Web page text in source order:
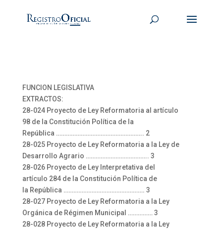
FUNCION LEGISLATIVA
EXTRACTOS:
28-024 Proyecto de Ley Reformatoria al artículo
98 de la Constitución Política de la
República …………………………………………….. 2
28-025 Proyecto de Ley Reformatoria a la Ley de
Desarrollo Agrario ……………………………….. 3
28-026 Proyecto de Ley Interpretativa del
artículo 284 de la Constitución Política de
la República …………………………………………. 3
28-027 Proyecto de Ley Reformatoria a la Ley
Orgánica de Régimen Municipal …………… 3
28-028 Proyecto de Ley Reformatoria a la Ley